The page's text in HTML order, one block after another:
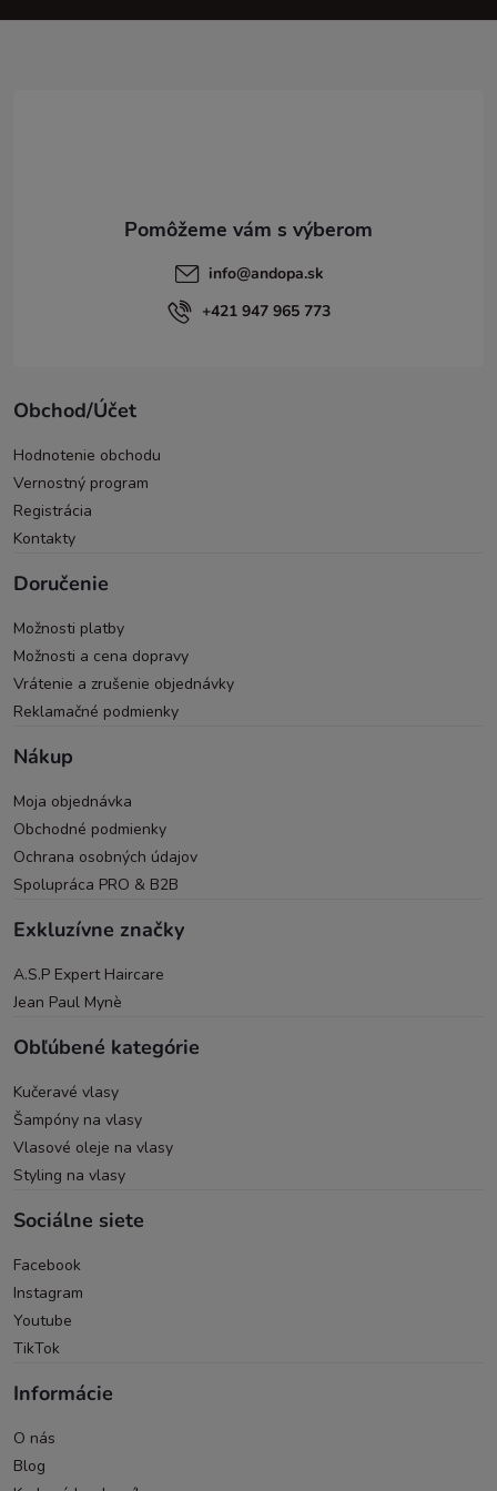
info@andopa.sk
+421 947 965 773
Obchod/Účet
Hodnotenie obchodu
Vernostný program
Registrácia
Kontakty
Doručenie
Možnosti platby
Možnosti a cena dopravy
Vrátenie a zrušenie objednávky
Reklamačné podmienky
Nákup
Moja objednávka
Obchodné podmienky
Ochrana osobných údajov
Spolupráca PRO & B2B
Exkluzívne značky
A.S.P Expert Haircare
Jean Paul Mynè
Obľúbené kategórie
Kučeravé vlasy
Šampóny na vlasy
Vlasové oleje na vlasy
Styling na vlasy
Sociálne siete
Facebook
Instagram
Youtube
TikTok
Informácie
O nás
Blog